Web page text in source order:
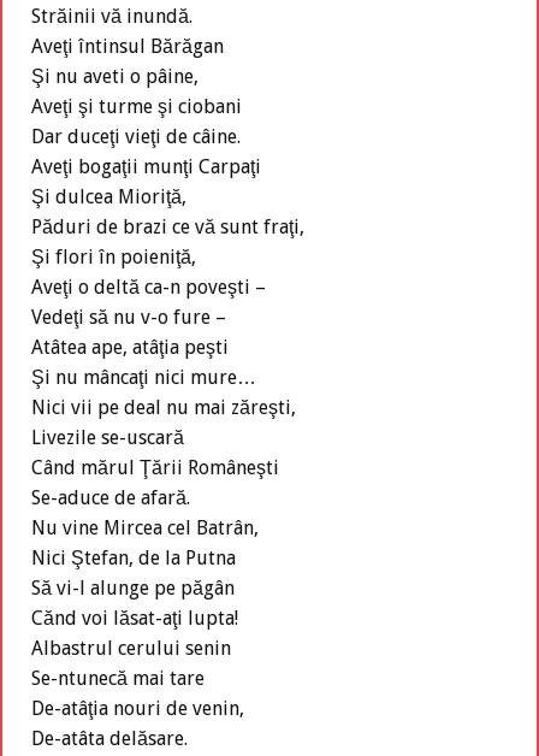
Străinii vă inundă.
Aveţi întinsul Bărăgan
Şi nu aveti o pâine,
Aveţi şi turme şi ciobani
Dar duceţi vieţi de câine.
Aveţi bogaţii munţi Carpaţi
Şi dulcea Mioriţă,
Păduri de brazi ce vă sunt fraţi,
Şi flori în poieniţă,
Aveţi o deltă ca-n poveşti –
Vedeţi să nu v-o fure –
Atâtea ape, atâţia peşti
Şi nu mâncaţi nici mure…
Nici vii pe deal nu mai zăreşti,
Livezile se-uscară
Când mărul Ţării Româneşti
Se-aduce de afară.
Nu vine Mircea cel Batrân,
Nici Ştefan, de la Putna
Să vi-l alunge pe păgân
Cănd voi lăsat-aţi lupta!
Albastrul cerului senin
Se-ntunecă mai tare
De-atâţia nouri de venin,
De-atâta delăsare.